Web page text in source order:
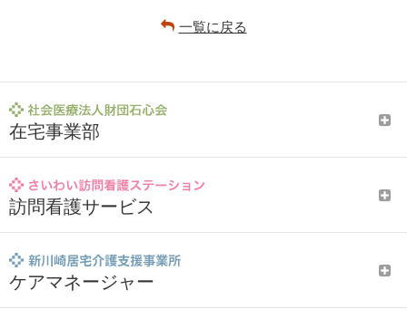
一覧に戻る
在宅事業部
訪問看護サービス
ケアマネージャー